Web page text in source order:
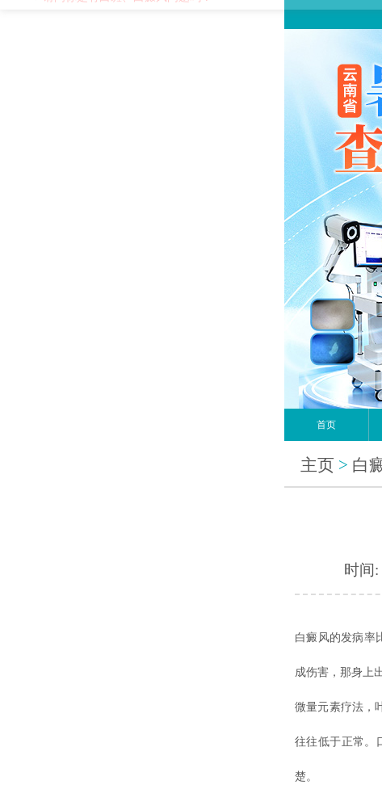
首页
主页 > 白
时间
白癜风的发病率
成伤害，那身上
微量元素疗法，
往往低于正常。
楚。